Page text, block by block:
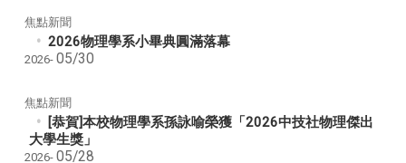
焦點新聞
2026物理學系小畢典圓滿落幕
2026- 05/30
焦點新聞
[恭賀]本校物理學系孫詠喻榮獲「2026中技社物理傑出
大學生獎」
2026- 05/28